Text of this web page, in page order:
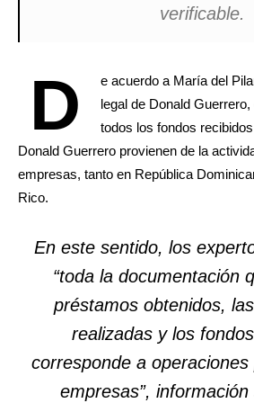
verificable.
D
e acuerdo a María del
legal de Donald
todos los fondos
Donald Guerrero provienen de la
empresas, tanto en República
Rico.
En este sentido, los
“toda la documentación
préstamos obtenidos,
realizadas y los
corresponde a
empresas”,